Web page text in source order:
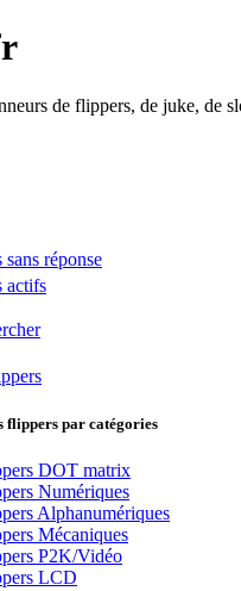
de flippers, de juke, de
sans réponse
actifs
flippers par catégories
DOT matrix
Numériques
Alphanumériques
Mécaniques
P2K/Vidéo
LCD